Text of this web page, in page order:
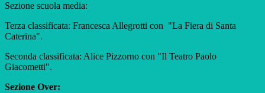
Sezione scuola media:
Terza classificata: Francesca Allegrotti con "La Fiera di Santa
Caterina".
Seconda classificata: Alice Pizzorno con "Il Teatro Paolo
Giacometti".
Sezione Over: